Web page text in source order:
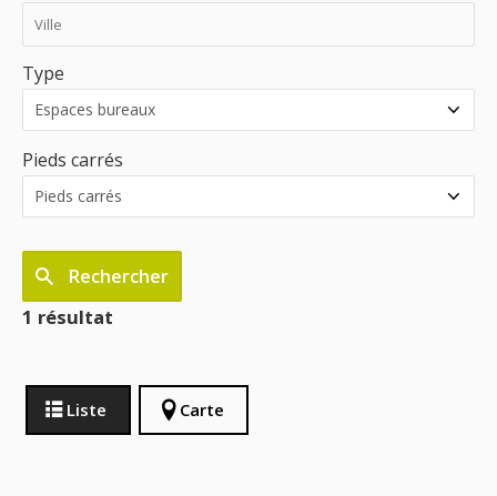
Type
Pieds carrés
Rechercher
1 résultat
Liste Carte